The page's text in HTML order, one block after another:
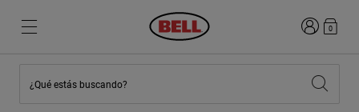
Iniciar0
¿Qué estás buscando?